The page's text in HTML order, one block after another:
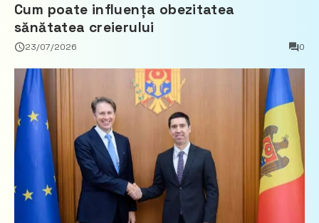
Cum poate influența obezitatea
sănătatea creierului
23/07/2026 0